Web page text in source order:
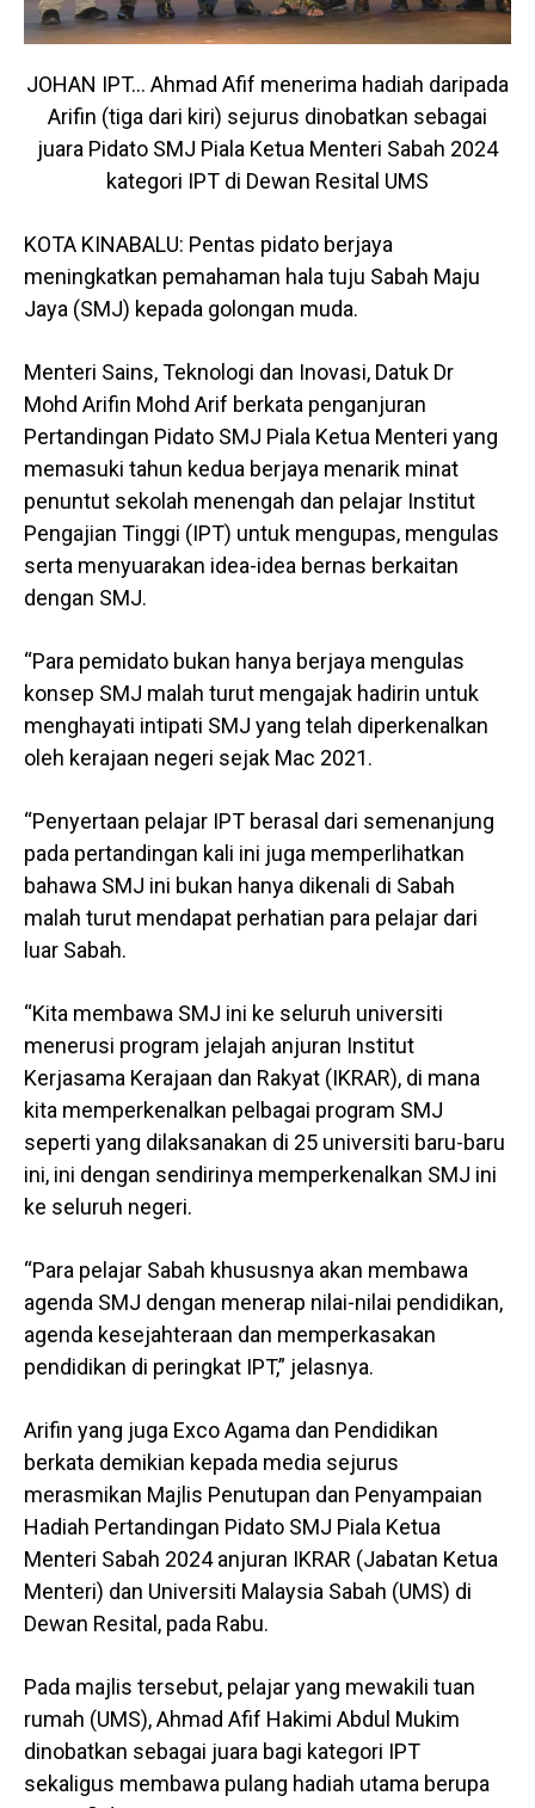
JOHAN IPT… Ahmad Afif menerima hadiah daripada
Arifin (tiga dari kiri) sejurus dinobatkan sebagai
juara Pidato SMJ Piala Ketua Menteri Sabah 2024
kategori IPT di Dewan Resital UMS
KOTA KINABALU: Pentas pidato berjaya
meningkatkan pemahaman hala tuju Sabah Maju
Jaya (SMJ) kepada golongan muda.
Menteri Sains, Teknologi dan Inovasi, Datuk Dr
Mohd Arifin Mohd Arif berkata penganjuran
Pertandingan Pidato SMJ Piala Ketua Menteri yang
memasuki tahun kedua berjaya menarik minat
penuntut sekolah menengah dan pelajar Institut
Pengajian Tinggi (IPT) untuk mengupas, mengulas
serta menyuarakan idea-idea bernas berkaitan
dengan SMJ.
“Para pemidato bukan hanya berjaya mengulas
konsep SMJ malah turut mengajak hadirin untuk
menghayati intipati SMJ yang telah diperkenalkan
oleh kerajaan negeri sejak Mac 2021.
“Penyertaan pelajar IPT berasal dari semenanjung
pada pertandingan kali ini juga memperlihatkan
bahawa SMJ ini bukan hanya dikenali di Sabah
malah turut mendapat perhatian para pelajar dari
luar Sabah.
“Kita membawa SMJ ini ke seluruh universiti
menerusi program jelajah anjuran Institut
Kerjasama Kerajaan dan Rakyat (IKRAR), di mana
kita memperkenalkan pelbagai program SMJ
seperti yang dilaksanakan di 25 universiti baru-baru
ini, ini dengan sendirinya memperkenalkan SMJ ini
ke seluruh negeri.
“Para pelajar Sabah khususnya akan membawa
agenda SMJ dengan menerap nilai-nilai pendidikan,
agenda kesejahteraan dan memperkasakan
pendidikan di peringkat IPT,” jelasnya.
Arifin yang juga Exco Agama dan Pendidikan
berkata demikian kepada media sejurus
merasmikan Majlis Penutupan dan Penyampaian
Hadiah Pertandingan Pidato SMJ Piala Ketua
Menteri Sabah 2024 anjuran IKRAR (Jabatan Ketua
Menteri) dan Universiti Malaysia Sabah (UMS) di
Dewan Resital, pada Rabu.
Pada majlis tersebut, pelajar yang mewakili tuan
rumah (UMS), Ahmad Afif Hakimi Abdul Mukim
dinobatkan sebagai juara bagi kategori IPT
sekaligus membawa pulang hadiah utama berupa